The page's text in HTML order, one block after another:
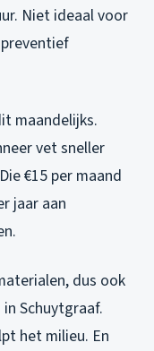
Niet ideaal voor
maandelijks.
vet sneller
€15 per maand
jaar aan
dus ook
Schuytgraaf.
het milieu. En